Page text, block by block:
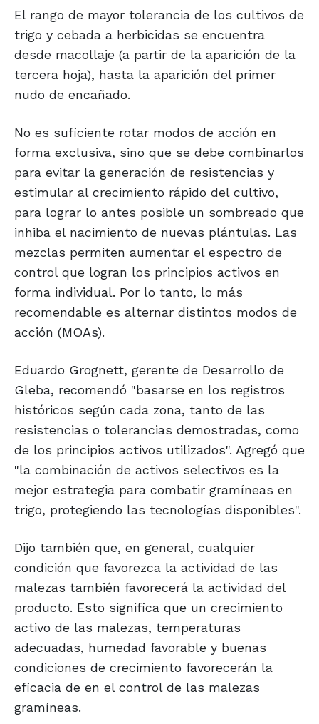
El rango de mayor tolerancia de los cultivos de
trigo y cebada a herbicidas se encuentra
desde macollaje (a partir de la aparición de la
tercera hoja), hasta la aparición del primer
nudo de encañado.
No es suficiente rotar modos de acción en
forma exclusiva, sino que se debe combinarlos
para evitar la generación de resistencias y
estimular al crecimiento rápido del cultivo,
para lograr lo antes posible un sombreado que
inhiba el nacimiento de nuevas plántulas. Las
mezclas permiten aumentar el espectro de
control que logran los principios activos en
forma individual. Por lo tanto, lo más
recomendable es alternar distintos modos de
acción (MOAs).
Eduardo Grognett, gerente de Desarrollo de
Gleba, recomendó "basarse en los registros
históricos según cada zona, tanto de las
resistencias o tolerancias demostradas, como
de los principios activos utilizados". Agregó que
"la combinación de activos selectivos es la
mejor estrategia para combatir gramíneas en
trigo, protegiendo las tecnologías disponibles".
Dijo también que, en general, cualquier
condición que favorezca la actividad de las
malezas también favorecerá la actividad del
producto. Esto significa que un crecimiento
activo de las malezas, temperaturas
adecuadas, humedad favorable y buenas
condiciones de crecimiento favorecerán la
eficacia de en el control de las malezas
gramíneas.